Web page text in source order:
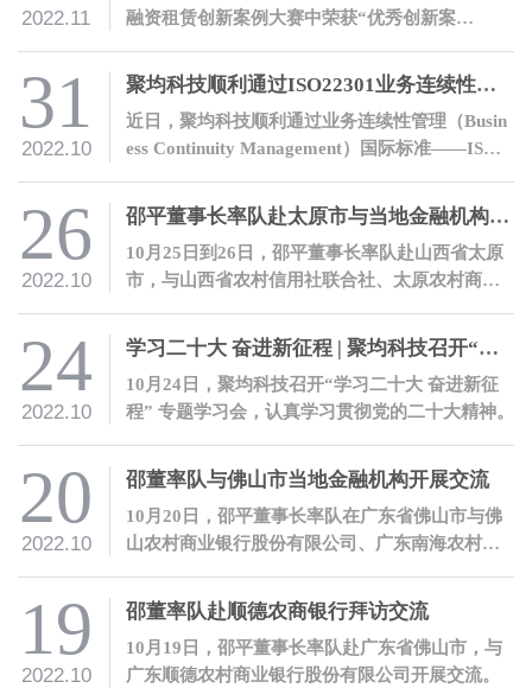
2022.11
融资租赁创新案例大赛中荣获“优秀创新案
31
2022.10
聚均科技顺利通过ISO22301业务连续性管理体系认证
近日，聚均科技顺利通过业务连续性管理（Busin
ess Continuity Management）国际标准——ISO2
26
2022.10
邵平董事长率队赴太原市与当地金融机构开展交流
10月25日到26日，邵平董事长率队赴山西省太原
市，与山西省农村信用社联合社、太原农村商业
商银行股份有限公司等金融机构开展交流。
24
2022.10
学习二十大 奋进新征程 | 聚均科技召开“党的二十大会议精神”专题学习会
10月24日，聚均科技召开“学习二十大 奋进新征
程” 专题学习会，认真学习贯彻党的二十大精神。
20
2022.10
邵董率队与佛山市当地金融机构开展交流
10月20日，邵平董事长率队在广东省佛山市与佛
山农村商业银行股份有限公司、广东南海农村商
19
2022.10
邵董率队赴顺德农商银行拜访交流
10月19日，邵平董事长率队赴广东省佛山市，与
广东顺德农村商业银行股份有限公司开展交流。